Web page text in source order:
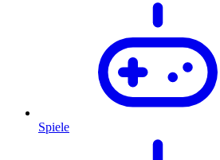
Spiele